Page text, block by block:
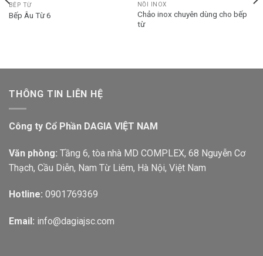
BẾP TỪ
Bếp Âu Từ 6
NỒI INOX
Chảo inox chuyên dùng cho bếp
từ
THÔNG TIN LIÊN HỆ
Công ty Cổ Phần DAGIA VIỆT NAM
Văn phòng: Tầng 6, tòa nhà MD COMPLEX, 68 Nguyễn Cơ
Thạch, Cầu Diễn, Nam Từ Liêm, Hà Nội, Việt Nam
Hotline: 0901769369
Email: info@dagiajsc.com